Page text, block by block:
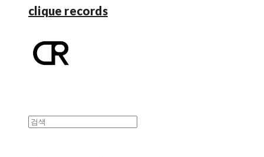
clique records